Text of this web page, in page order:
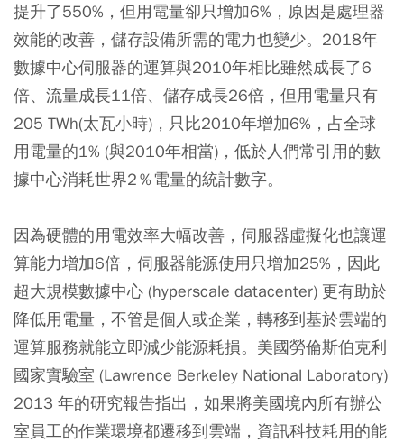
提升了550%，但用電量卻只增加6%，原因是處理器
效能的改善，儲存設備所需的電力也變少。2018年
數據中心伺服器的運算與2010年相比雖然成長了6
倍、流量成長11倍、儲存成長26倍，但用電量只有
205 TWh(太瓦小時)，只比2010年增加6%，占全球
用電量的1% (與2010年相當)，低於人們常引用的數
據中心消耗世界2％電量的統計數字。
因為硬體的用電效率大幅改善，伺服器虛擬化也讓運
算能力增加6倍，伺服器能源使用只增加25%，因此
超大規模數據中心 (hyperscale datacenter) 更有助於
降低用電量，不管是個人或企業，轉移到基於雲端的
運算服務就能立即減少能源耗損。美國勞倫斯伯克利
國家實驗室 (Lawrence Berkeley National Laboratory)
2013 年的研究報告指出，如果將美國境內所有辦公
室員工的作業環境都遷移到雲端，資訊科技耗用的能